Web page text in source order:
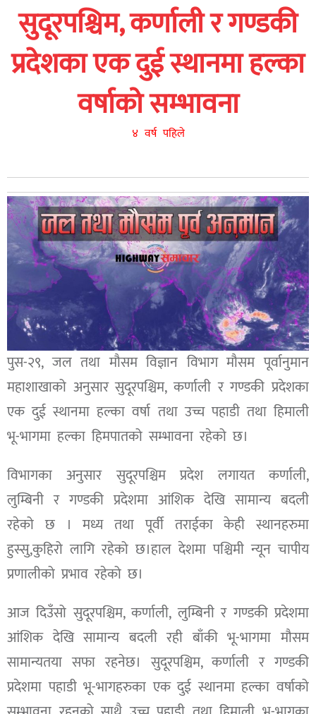
नेपाली
युनिकोड
सुदूरपश्चिम, कर्णाली र गण्डकी
प्रदेशका एक दुई स्थानमा हल्का
वर्षाको सम्भावना
४ वर्ष पहिले
पुस-२९, जल तथा मौसम विज्ञान विभाग मौसम पूर्वानुमान
महाशाखाको अनुसार सुदूरपश्चिम, कर्णाली र गण्डकी प्रदेशका
एक दुई स्थानमा हल्का वर्षा तथा उच्च पहाडी तथा हिमाली
भू-भागमा हल्का हिमपातको सम्भावना रहेको छ।
विभागका अनुसार सुदूरपश्चिम प्रदेश लगायत कर्णाली,
लुम्बिनी र गण्डकी प्रदेशमा आंशिक देखि सामान्य बदली
रहेको छ । मध्य तथा पूर्वी तराईका केही स्थानहरुमा
हुस्सु,कुहिरो लागि रहेको छ।हाल देशमा पश्चिमी न्यून चापीय
प्रणालीको प्रभाव रहेको छ।
आज दिउँसो सुदूरपश्चिम, कर्णाली, लुम्बिनी र गण्डकी प्रदेशमा
आंशिक देखि सामान्य बदली रही बाँकी भू-भागमा मौसम
सामान्यतया सफा रहनेछ। सुदूरपश्चिम, कर्णाली र गण्डकी
प्रदेशमा पहाडी भू-भागहरुका एक दुई स्थानमा हल्का वर्षाको